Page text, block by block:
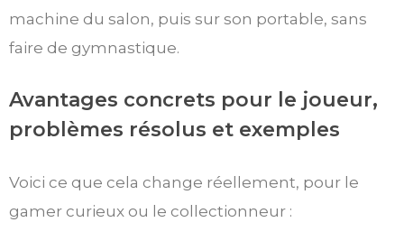
machine du salon, puis sur son portable, sans
faire de gymnastique.
Avantages concrets pour le joueur,
problèmes résolus et exemples
Voici ce que cela change réellement, pour le
gamer curieux ou le collectionneur :